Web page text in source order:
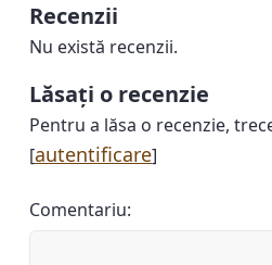
Recenzii
Nu există recenzii.
Lăsați o recenzie
Pentru a lăsa o recenzie,
[autentificare]
Comentariu: